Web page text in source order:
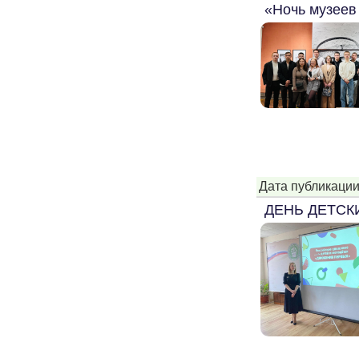
«Ночь
Дата
ДЕНЬ